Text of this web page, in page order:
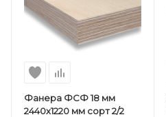
Фанера ФСФ 18 мм
2440х1220 мм сорт 2/2